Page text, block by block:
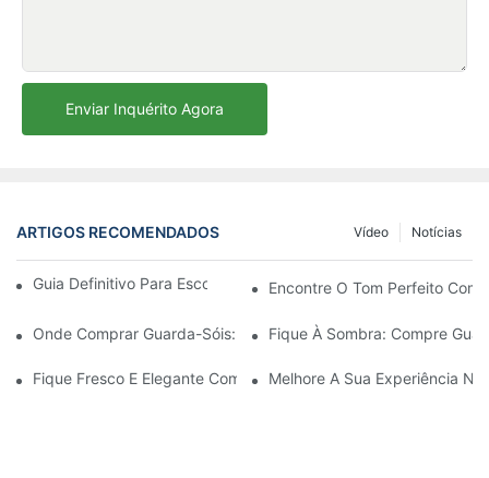
Enviar Inquérito Agora
ARTIGOS RECOMENDADOS Notícias
Vídeo
Guia Definitivo Para Escolher O Guarda-Sol Perfeito
Encontre O Tom Perfeito Com
Onde Comprar Guarda-Sóis: As Melhores Lojas Para Suas
Fique À Sombra: Compre
Fique Fresco E Elegante Com Os Melhores Guarda-Sóis:
Melhore A Sua Experiência